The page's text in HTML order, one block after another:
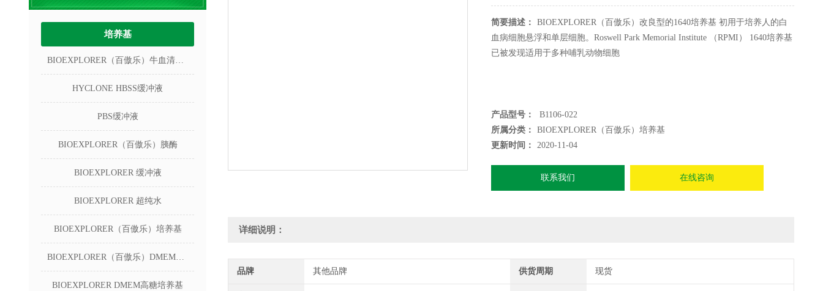
培养基
BIOEXPLORER（百傲乐）牛血清白蛋白
HYCLONE HBSS缓冲液
PBS缓冲液
BIOEXPLORER（百傲乐）胰酶
BIOEXPLORER 缓冲液
BIOEXPLORER 超纯水
BIOEXPLORER（百傲乐）培养基
BIOEXPLORER（百傲乐）DMEM无糖培养基
BIOEXPLORER DMEM高糖培养基
简要描述：
BIOEXPLORER（百傲乐）改良型的1640培养基 初用于培养人的白
血病细胞悬浮和单层细胞。Roswell Park Memorial Institute （RPMI） 1640培养基
已被发现适用于多种哺乳动物细胞
产品型号：
B1106-022
所属分类：
BIOEXPLORER（百傲乐）培养基
更新时间：
2020-11-04
联系我们 在线咨询
详细说明：
品牌 其他品牌 供货周期 现货